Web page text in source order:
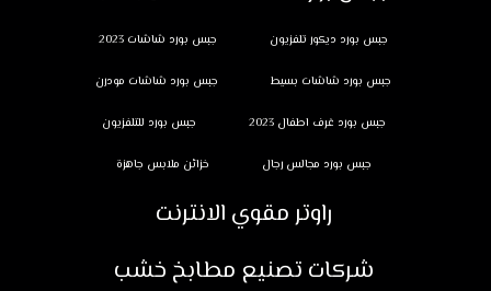
جبس بورد ديكور تلفزيون جبس بورد شاشات 2023
جبس بورد شاشات بسيط جبس بورد شاشات مودرن
جبس بورد غرف اطفال 2023 جبس بورد للتلفزيون
جبس بورد مجالس رجال خزائن ملابس جاهزة
راوتر مقوي الانترنت
شركات تصنيع مطابخ خشب